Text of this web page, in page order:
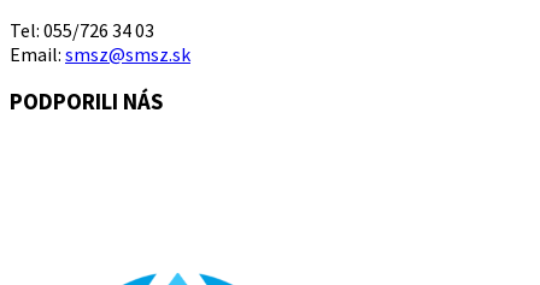
Tel: 055/726 34 03
Email: smsz@smsz.sk
PODPORILI NÁS